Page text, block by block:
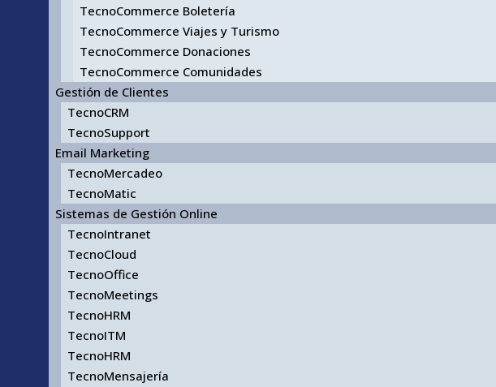
TecnoCommerce Boletería
TecnoCommerce Viajes y Turismo
TecnoCommerce Donaciones
TecnoCommerce Comunidades
Gestión de Clientes
TecnoCRM
TecnoSupport
Email Marketing
TecnoMercadeo
TecnoMatic
Sistemas de Gestión Online
TecnoIntranet
TecnoCloud
TecnoOffice
TecnoMeetings
TecnoHRM
TecnoITM
TecnoHRM
TecnoMensajería